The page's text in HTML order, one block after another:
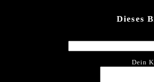
Dieses
Dein